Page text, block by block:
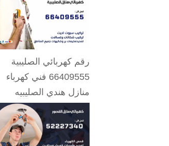
رقم كهربائي الصليبية
66409555 فني كهرباء
منازل هندي الصليبيه